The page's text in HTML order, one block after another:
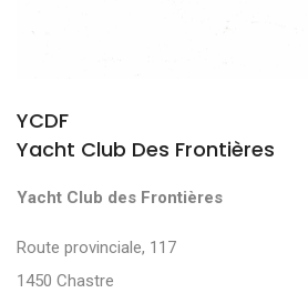
YCDF
Yacht Club Des Frontières
Yacht Club des Frontières
Route provinciale, 117
1450 Chastre